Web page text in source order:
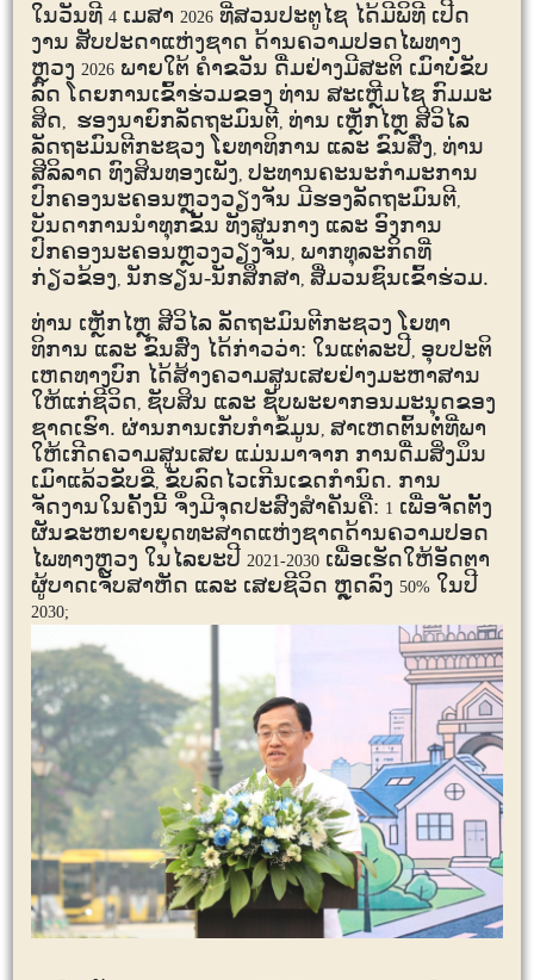
ໃນວັນທີ4 ເມສາ 2026 ທີ່ສວນປະຕູໄຊ ໄດ້ມີພິທີ ເປີດ
ງານ ສັບປະດາແຫ່ງຊາດ ດ້ານຄວາມປອດໄພທາງ
ຫຼວງ 2026 ພາຍໃຕ້ ຄໍາຂວັນ ດື່ມຢ່າງມີສະຕິ ເມົາບໍ່ຂັບ
ລົດ ໂດຍການເຂົ້າຮ່ວມຂອງ ທ່ານ ສະເຫຼີມໄຊ ກົມມະ
ສິດ
ຮອງນາຍົກລັດຖະມົນຕີ ,ທ່ານ ເຫຼັກໄຫຼ ສີວິໄລ
ລັດຖະມົນຕີກະຊວງ ໂຍທາທິການ ແລະ ຂົນສົ່ງ ,ທ່ານ
ສີລິລາດ ທົງສິນທອງເພັງ ,ປະທານຄະນະກຳມະການ
ປົກຄອງນະຄອນຫຼວງວຽງຈັນ ມີຮອງລັດຖະມົນຕີ
ບັນດາການນໍາທຸກຂັ້ນ ທັງສູນກາງ ແລະ ອົງການ
ປົກຄອງນະຄອນຫຼວງວຽງຈັນ ພາກທຸລະກິດທີ່
ກ່ຽວຂ້ອງ ,ນັກຮຽນ-ນັກສຶກສາ ,ສື່ມວນຊົນເຂົ້າຮ່ວມ.
ທ່ານ ເຫຼັກໄຫຼ ສີວິໄລ ລັດຖະມົນຕີກະຊວງ ໂຍທາ
ທິການ ແລະ ຂົນສົ່ງ ໄດ້ກ່າວວ່າ: ໃນແຕ່ລະປີ ອຸບປະຕິ
ເຫດທາງບົກ ໄດ້ສ້າງຄວາມສູນເສຍຢ່າງມະຫາສານ
ໃຫ້ແກ່ຊີວິດ ຊັບສິນ ແລະ ຊັບພະຍາກອນມະນຸດຂອງ
ຊາດເຮົາ. ຜ່ານການເກັບກຳຂໍ້ມູນ ,ສາເຫດຕົ້ນຕໍ່ທີ່ພາ
ໃຫ້ເກີດຄວາມສູນເສຍ ແມ່ນມາຈາກ ການດື່ມສິ່ງມຶນ
ເມົາແລ້ວຂັບຂີ່ ຂັບລົດໄວເກີນເຂດກຳນົດ. ການ
ຈັດງານໃນຄັ້ງນີ້ ຈຶ່ງມີຈຸດປະສົງສໍາຄັນຄື: 1 ເພື່ອຈັດຕັ້ງ
ຜັນຂະຫຍາຍຍຸດທະສາດແຫ່ງຊາດດ້ານຄວາມປອດ
ໄພທາງຫຼວງ ໃນໄລຍະປີ 2021-2030 ເພື່ອເຮັດໃຫ້ອັດຕາ
ຜູ້ບາດເຈັບສາຫັດ ແລະ ເສຍຊີວິດ ຫຼຸດລົງ50% ໃນປີ
2030;